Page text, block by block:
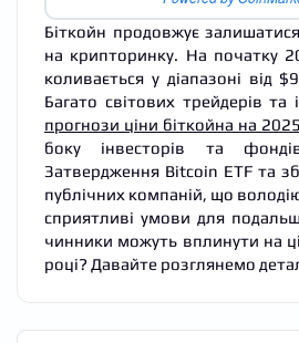
Біткойн продовжує
на крипторинку. На початку
коливається у діапазоні від
Багато світових трейдерів та
прогнози ціни біткойна на
боку інвесторів та
Затвердження Bitcoin ETF та
публічних компаній, що
сприятливі умови для
чинники можуть вплинути на
році? Давайте розглянемо